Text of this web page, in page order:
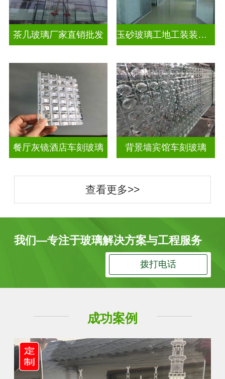
茶几玻璃厂家直销批发 玉砂玻璃工地工装装饰玻璃
餐厅灰镜酒店车刻玻璃 背景墙宾馆车刻玻璃
查看更多>>
我们—专注于玻璃解决方案与工程服务
拨打电话
成功案例